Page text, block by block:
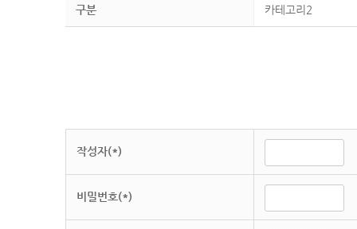
구분 카테고리2
작성자(*)
비밀번호(*)